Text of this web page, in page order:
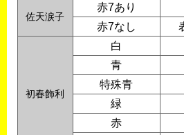
佐天涙子
赤7あり
赤7なし
初春飾利
白
青
特殊青
緑
赤